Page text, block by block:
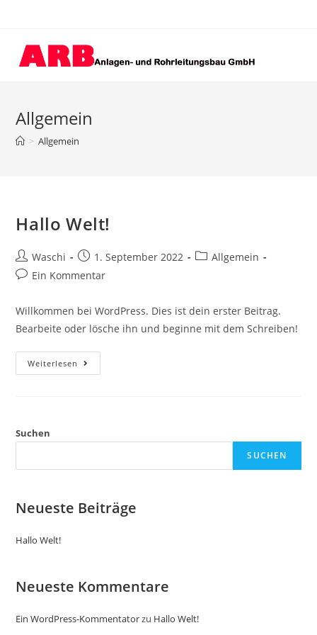
springen
Allgemein
> Allgemein
Hallo Welt!
Beitrags-
Autor:
Waschi
Beitrag
veröffentlicht:
1. September 2022
Beitrags-
Allgemein
Beitrags-
Ein Kommentar
Willkommen bei WordPress. Dies ist dein erster Beitrag.
Bearbeite oder lösche ihn und beginne mit dem Schreiben!
Weiterlesen Hallo
Welt!
Suchen
SUCHEN
Neueste Beiträge
Hallo Welt!
Neueste Kommentare
Ein WordPress-Kommentatorzu Hallo Welt!